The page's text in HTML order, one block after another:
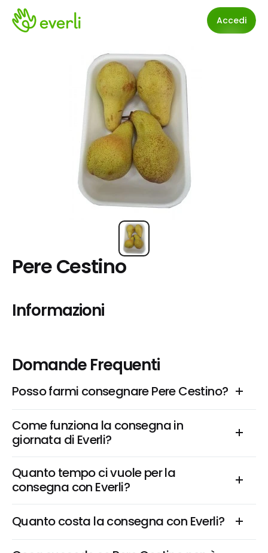
Accedi
Pere Cestino
Informazioni
Domande Frequenti
Posso farmi consegnare Pere Cestino?
Come funziona la consegna in
giornata di Everli?
Quanto tempo ci vuole per la
consegna con Everli?
Quanto costa la consegna con Everli?